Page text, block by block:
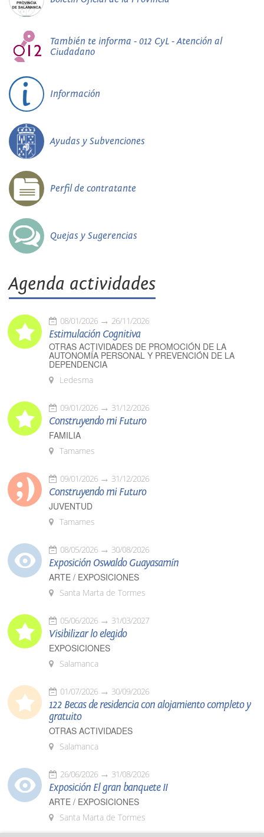
También te informa - 012 CyL - Atención al
Ciudadano
Información
Ayudas y Subvenciones
Perfil de contratante
Quejas y Sugerencias
Agenda actividades
08/01/2026 26/11/2026
Estimulación Cognitiva
OTRAS ACTIVIDADES DE PROMOCIÓN DE LA
AUTONOMÍA PERSONAL Y PREVENCIÓN DE LA
DEPENDENCIA
Ledesma
09/01/2026 31/12/2026
Construyendo mi Futuro
FAMILIA
Tamames
09/01/2026 31/12/2026
Construyendo mi Futuro
JUVENTUD
Tamames
08/05/2026 30/08/2026
Exposición Oswaldo Guayasamín
ARTE / EXPOSICIONES
Santa Marta de Tormes
05/06/2026 31/03/2027
Visibilizar lo elegido
EXPOSICIONES
Salamanca
01/07/2026 30/09/2026
122 Becas de residencia con alojamiento completo y
gratuito
OTRAS ACTIVIDADES
Salamanca
26/06/2026 31/08/2026
Exposición El gran banquete II
ARTE / EXPOSICIONES
Santa Marta de Tormes